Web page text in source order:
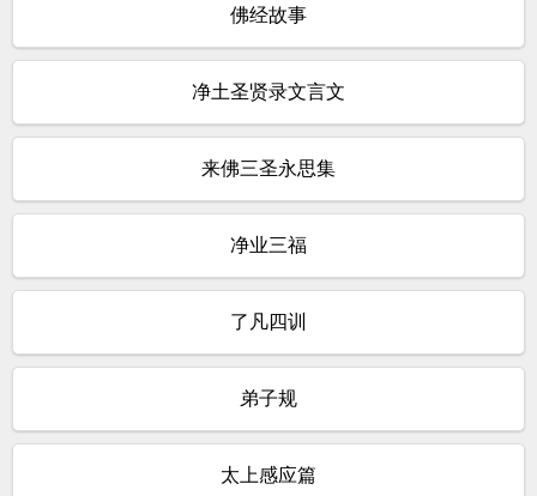
佛经故事
净土圣贤录文言文
来佛三圣永思集
净业三福
了凡四训
弟子规
太上感应篇